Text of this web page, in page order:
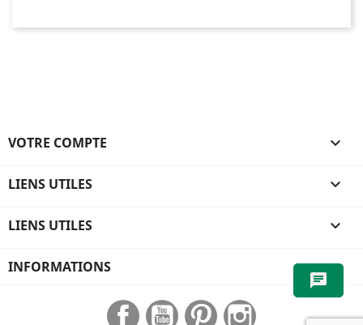
chat
VOTRE COMPTE 
LIENS UTILES 
LIENS UTILES 
INFORMATIONS
FacebookYouTubePinterest